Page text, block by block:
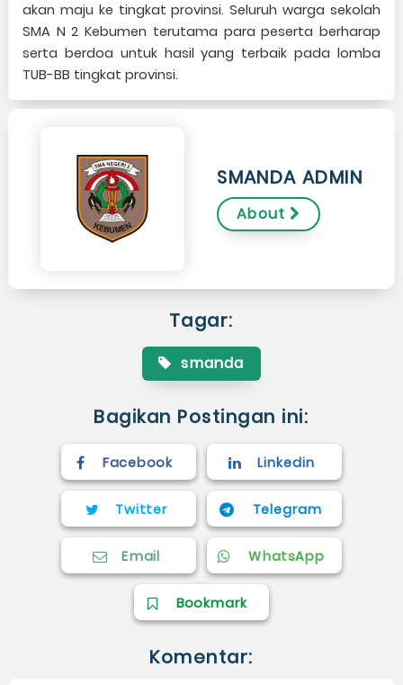
akan maju ke tingkat provinsi. Seluruh warga sekolah
SMA N 2 Kebumen terutama para peserta berharap
serta berdoa untuk hasil yang terbaik pada lomba
TUB-BB tingkat provinsi.
SMANDA ADMIN
About
Tagar:
smanda
Bagikan Postingan ini:
Facebook Linkedin
Twitter Telegram
Email WhatsApp
Bookmark
Komentar: